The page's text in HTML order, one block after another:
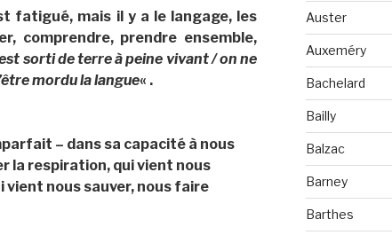
fatigué, mais il y a le langage, les
comprendre, prendre ensemble,
sorti de terre à peine vivant / on ne
mordu la langue« .
– dans sa capacité à nous
la respiration, qui vient nous
vient nous sauver, nous faire
Auster
Auxeméry
Bachelard
Bailly
Balzac
Barney
Barthes